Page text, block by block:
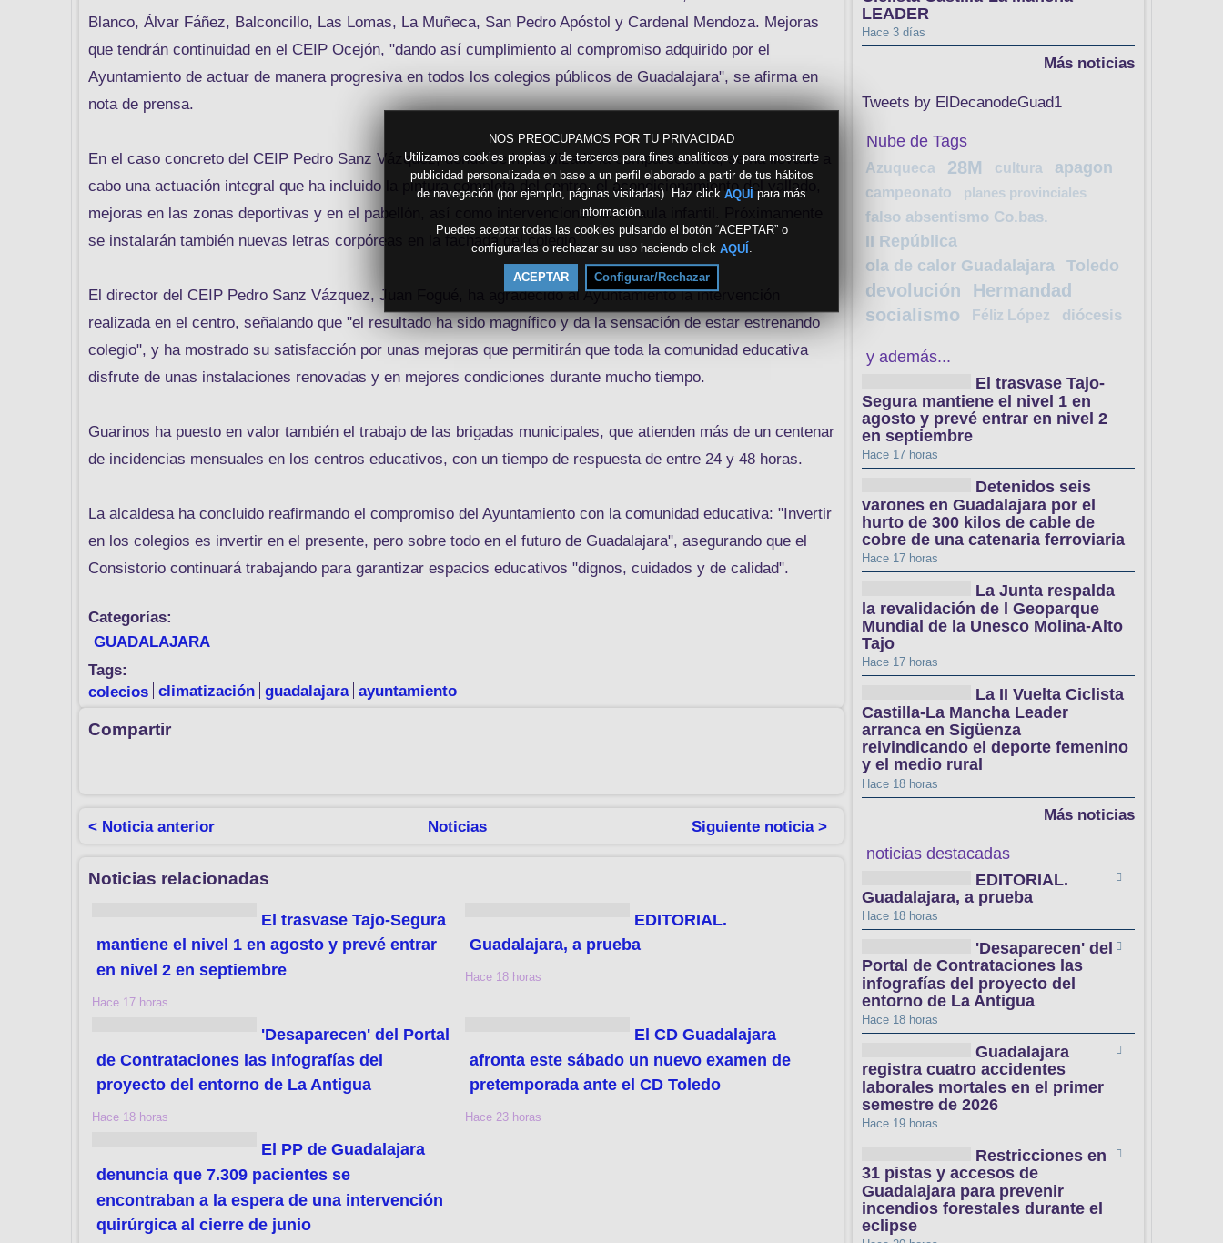
NOS PREOCUPAMOS POR TU PRIVACIDAD
Utilizamos cookies propias y de terceros para fines analíticos y para mostrarte
publicidad personalizada en base a un perfil elaborado a partir de tus hábitos
de navegación (por ejemplo, páginas visitadas). Haz click AQUÍ para más
información.
Puedes aceptar todas las cookies pulsando el botón “ACEPTAR” o
configurarlas o rechazar su uso haciendo click AQUÍ .
ACEPTAR Configurar/Rechazar
Blanco, Álvar Fáñez, Balconcillo, Las Lomas, La Muñeca, San Pedro Apóstol y Cardenal Mendoza. Mejoras
que tendrán continuidad en el CEIP Ocejón, "dando así cumplimiento al compromiso adquirido por el
Ayuntamiento de actuar de manera progresiva en todos los colegios públicos de Guadalajara", se afirma en
nota de prensa.
En el caso concreto del CEIP Pedro Sanz Vázquez, donde se ha realizado la comparecencia, se ha llevado a
cabo una actuación integral que ha incluido la pintura completa del centro, el acondicionamiento del vallado,
mejoras en las zonas deportivas y en el pabellón, así como intervenciones en el aula infantil. Próximamente
se instalarán también nuevas letras corpóreas en la fachada del colegio.
El director del CEIP Pedro Sanz Vázquez, Juan Fogué, ha agradecido al Ayuntamiento la intervención
realizada en el centro, señalando que "el resultado ha sido magnífico y da la sensación de estar estrenando
colegio", y ha mostrado su satisfacción por unas mejoras que permitirán que toda la comunidad educativa
disfrute de unas instalaciones renovadas y en mejores condiciones durante mucho tiempo.
Guarinos ha puesto en valor también el trabajo de las brigadas municipales, que atienden más de un centenar
de incidencias mensuales en los centros educativos, con un tiempo de respuesta de entre 24 y 48 horas.
La alcaldesa ha concluido reafirmando el compromiso del Ayuntamiento con la comunidad educativa: "Invertir
en los colegios es invertir en el presente, pero sobre todo en el futuro de Guadalajara", asegurando que el
Consistorio continuará trabajando para garantizar espacios educativos "dignos, cuidados y de calidad".
Categorías:
GUADALAJARA
Tags:
colecios climatización guadalajara ayuntamiento
Compartir
< Noticia anterior Noticias Siguiente noticia >
Noticias relacionadas
El trasvase Tajo-Segura
mantiene el nivel 1 en agosto y prevé entrar
en nivel 2 en septiembre
Hace 17 horas
EDITORIAL.
Guadalajara, a prueba
Hace 18 horas
'Desaparecen' del Portal
de Contrataciones las infografías del
proyecto del entorno de La Antigua
Hace 18 horas
El CD Guadalajara
afronta este sábado un nuevo examen de
pretemporada ante el CD Toledo
Hace 23 horas
El PP de Guadalajara
denuncia que 7.309 pacientes se
encontraban a la espera de una intervención
quirúrgica al cierre de junio
LEADER
Hace 3 días
Más noticias
Tweets by ElDecanodeGuad1
Nube de Tags
Azuqueca 28M cultura apagon
campeonato planes provinciales
falso absentismo Co.bas.
II República
ola de calor Guadalajara
Toledo
devolución
Hermandad
socialismo
Féliz López diócesis
y además...
El trasvase Tajo-
Segura mantiene el nivel 1 en
agosto y prevé entrar en nivel 2
en septiembre
Hace 17 horas
Detenidos seis
varones en Guadalajara por el
hurto de 300 kilos de cable de
cobre de una catenaria ferroviaria
Hace 17 horas
La Junta respalda
la revalidación de l Geoparque
Mundial de la Unesco Molina-Alto
Tajo
Hace 17 horas
La II Vuelta Ciclista
Castilla-La Mancha Leader
arranca en Sigüenza
reivindicando el deporte femenino
y el medio rural
Hace 18 horas
Más noticias
noticias destacadas
EDITORIAL.
Guadalajara, a prueba
Hace 18 horas
'Desaparecen' del
Portal de Contrataciones las
infografías del proyecto del
entorno de La Antigua
Hace 18 horas
Guadalajara
registra cuatro accidentes
laborales mortales en el primer
semestre de 2026
Hace 19 horas
Restricciones en
31 pistas y accesos de
Guadalajara para prevenir
incendios forestales durante el
eclipse